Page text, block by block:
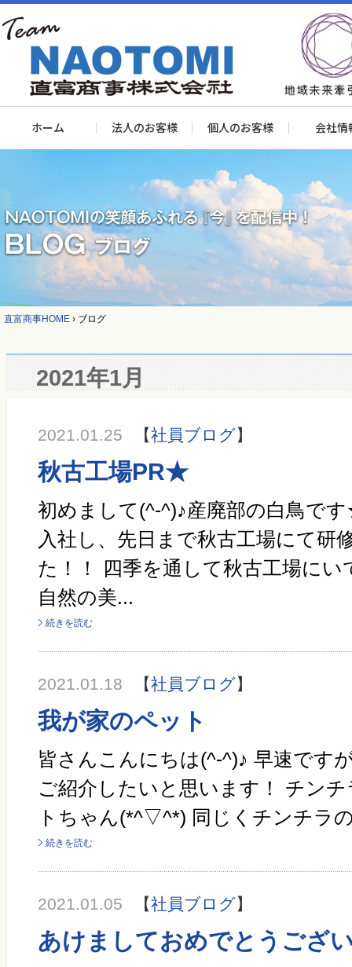
ホーム 法人のお客様 個人のお客様 会社情
直富商事HOME › ブログ
2021年1月
2021.01.25 【社員ブログ】
秋古工場PR★
初めまして(^-^)♪産廃部の白鳥で
入社し、先日まで秋古工場にて研
た！！ 四季を通して秋古工場に
自然の美...
続きを読む
2021.01.18 【社員ブログ】
我が家のペット
皆さんこんにちは(^-^)♪ 早速です
ご紹介したいと思います！ チン
トちゃん(*^▽^*) 同じくチンチラ
続きを読む
2021.01.05 【社員ブログ】
あけましておめでとうござ